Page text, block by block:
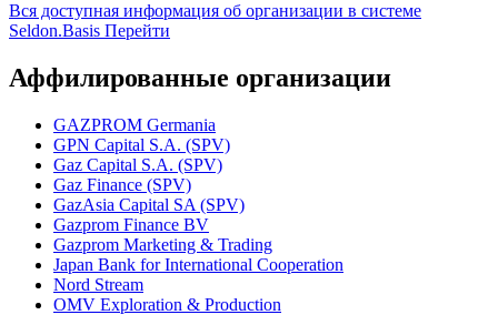
Вся доступная информация об организации в системе
Seldon.Basis Перейти
Аффилированные организации
GAZPROM Germania
GPN Capital S.A. (SPV)
Gaz Capital S.A. (SPV)
Gaz Finance (SPV)
GazAsia Capital SA (SPV)
Gazprom Finance BV
Gazprom Marketing & Trading
Japan Bank for International Cooperation
Nord Stream
OMV Exploration & Production